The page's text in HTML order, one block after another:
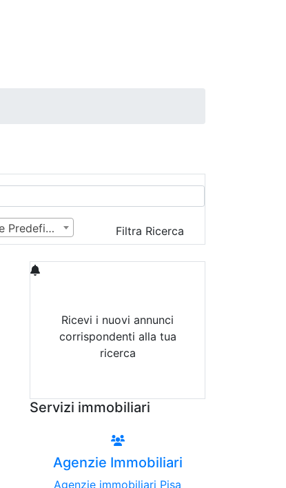
Ordine Predefinito Filtra Ricerca
Ricevi i nuovi annunci
corrispondenti alla tua
ricerca
Servizi immobiliari
Agenzie Immobiliari
Agenzie immobiliari Pisa